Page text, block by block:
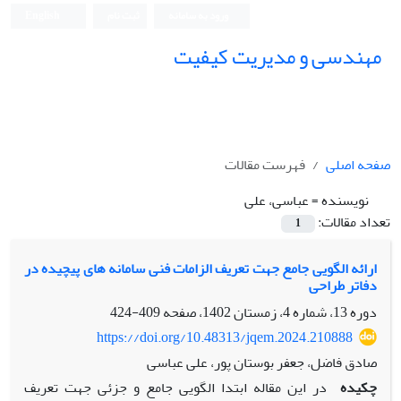
مهندسی و مدیریت کیفیت
صفحه اصلی
فهرست مقالات
نویسنده =عباسی، علی
تعداد مقالات:
1
ارائه الگویی جامع جهت تعریف الزامات فنی سامانه های پیچیده در
دفاتر طراحی
دوره 13، شماره 4، زمستان 1402، صفحه
409-424
https://doi.org/10.48313/jqem.2024.210888
صادق فاضل، جعفر بوستان پور، علی عباسی
چکیده در این مقاله ابتدا الگویی جامع و جزئی جهت تعریف